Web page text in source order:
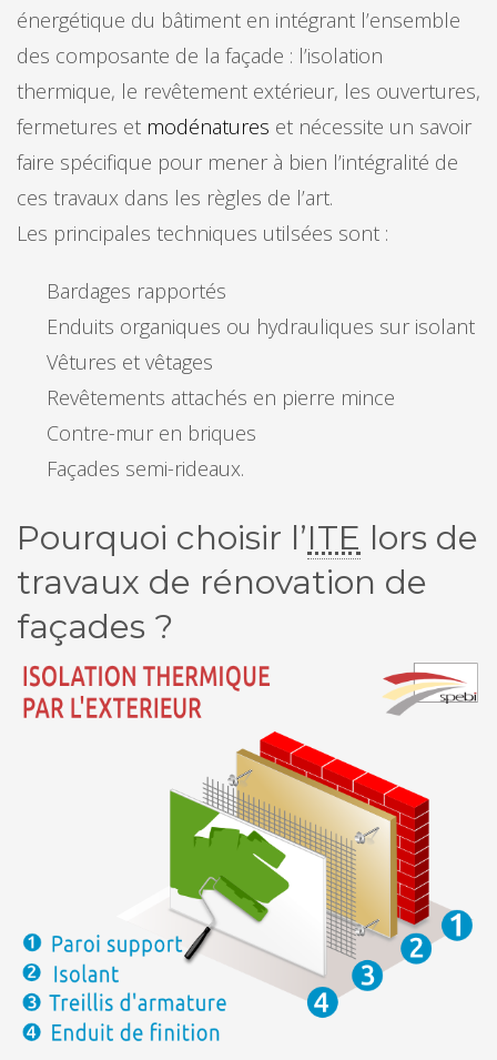
énergétique du bâtiment en intégrant l’ensemble
des composante de la façade : l’isolation
thermique, le revêtement extérieur, les ouvertures,
fermetures et modénatures et nécessite un savoir
faire spécifique pour mener à bien l’intégralité de
ces travaux dans les règles de l’art.
Les principales techniques utilsées sont :
Bardages rapportés
Enduits organiques ou hydrauliques sur isolant
Vêtures et vêtages
Revêtements attachés en pierre mince
Contre-mur en briques
Façades semi-rideaux.
Pourquoi choisir l’ITE lors de
travaux de rénovation de
façades ?